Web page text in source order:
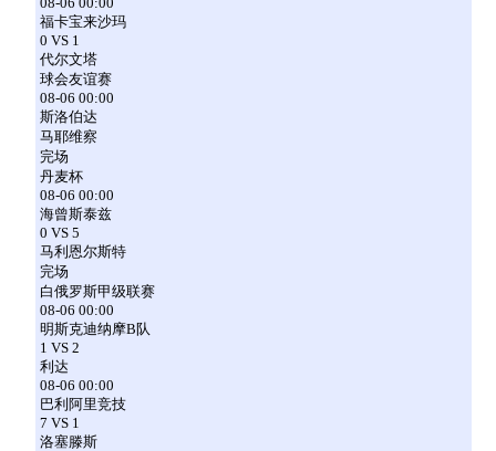
福卡宝来沙玛
0 VS 1
代尔文塔
球会友谊赛
08-06 00:00
斯洛伯达
马耶维察
完场
丹麦杯
08-06 00:00
海曾斯泰兹
0 VS 5
马利恩尔斯特
完场
白俄罗斯甲级联赛
08-06 00:00
明斯克迪纳摩B队
1 VS 2
利达
08-06 00:00
巴利阿里竞技
7 VS 1
洛塞滕斯